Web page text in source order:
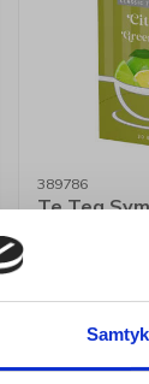
389786
Te Tea
Kr.
Kr. 15,95